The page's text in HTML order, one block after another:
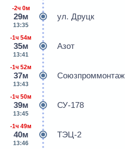
-2ч 0м
29м
13:35
ул. Друцк
-1ч 54м
35м
13:41
Азот
-1ч 52м
37м
13:43
Союзпроммонтаж
-1ч 50м
39м
13:45
СУ-178
-1ч 49м
40м
13:46
ТЭЦ-2